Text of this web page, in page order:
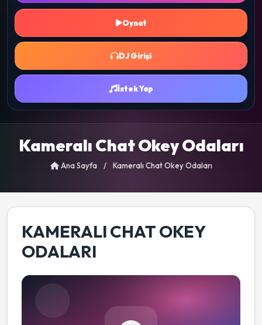
Oynat
DJ Girişi
İstek Yap
Kameralı Chat Okey Odaları
Ana Sayfa / Kameralı Chat Okey Odaları
KAMERALI CHAT OKEY
ODALARI